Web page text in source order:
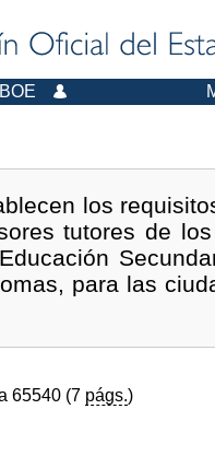
los
tutores de
para las
65540 (7 págs.)